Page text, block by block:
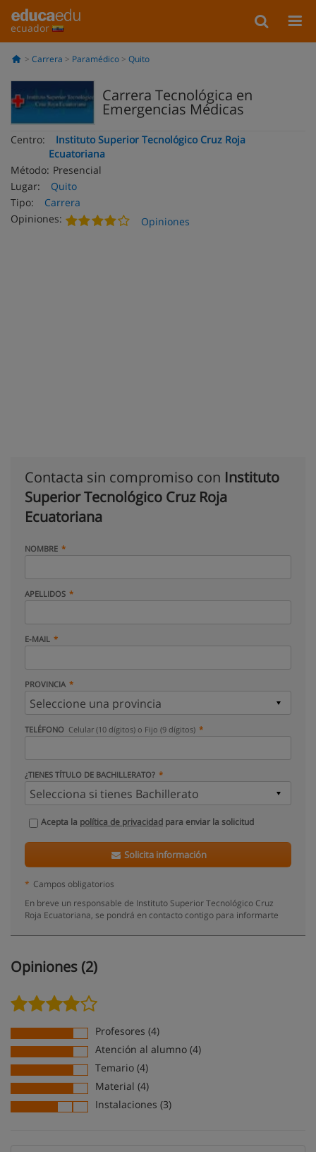
ecuador
Carrera Paramédico Quito
Carrera Tecnológica en
Emergencias Médicas
Centro:
Instituto Superior Tecnológico Cruz Roja
Ecuatoriana
Método: Presencial
Lugar:
Quito
Tipo:
Carrera
Opiniones:
Opiniones
Contacta sin compromiso con Instituto
Superior Tecnológico Cruz Roja
Ecuatoriana
NOMBRE
APELLIDOS
E-MAIL
PROVINCIA
TELÉFONO Celular (10 dígitos) o Fijo (9 dígitos)
¿TIENES TÍTULO DE BACHILLERATO?
Acepta la política de privacidad para enviar la solicitud
Solicita información
* Campos obligatorios
En breve un responsable de Instituto Superior Tecnológico Cruz
Roja Ecuatoriana, se pondrá en contacto contigo para informarte
Opiniones (2)
Profesores (4)
Atención al alumno (4)
Temario (4)
Material (4)
Instalaciones (3)